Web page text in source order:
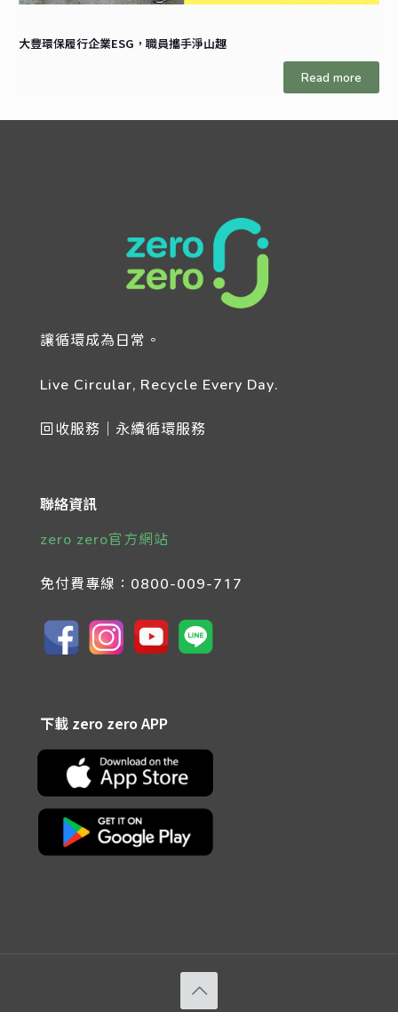
大豐環保履行企業ESG，職員攜手淨山趣
Read more
讓循環成為日常。
Live Circular, Recycle Every Day.
回收服務｜永續循環服務
聯絡資訊
zero zero官方網站
免付費專線： 0800-009-717
下載 zero zero APP